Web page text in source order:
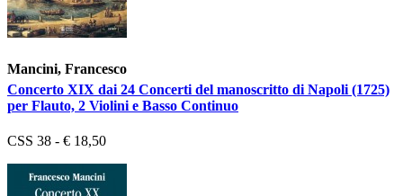
Mancini, Francesco
Concerto XIX dai 24 Concerti del manoscritto di Napoli (1725)
per Flauto, 2 Violini e Basso Continuo
CSS 38 - € 18,50